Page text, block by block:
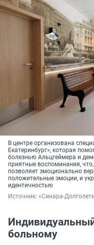
В центре организована
Екатеринбург», которая
болезнью Альцгеймера и
приятные воспоминания,
позволяет эмоционально
положительные эмоции, и
идентичностью
Источник: «Синара-
больному